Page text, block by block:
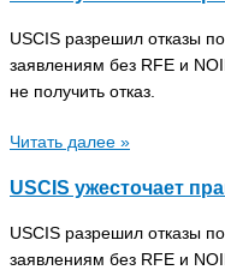
USCIS разрешил отказы
заявлениям без RFE и
не получить отказ.
Читать далее »
USCIS ужесточает
USCIS разрешил отказы
заявлениям без RFE и